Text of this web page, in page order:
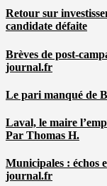
Retour sur
candidate défaite
Brèves de post-
journal.fr
Le pari manqué de
Laval, le maire
Par Thomas H.
Municipales : échos
journal.fr